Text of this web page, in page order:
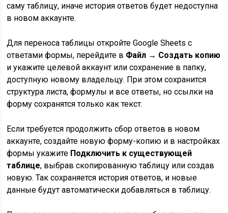
саму таблицу, иначе история ответов будет недоступна
в новом аккаунте.
Для переноса таблицы откройте Google Sheets с
ответами формы, перейдите в Файл → Создать копию
и укажите целевой аккаунт или сохранение в папку,
доступную новому владельцу. При этом сохранится
структура листа, формулы и все ответы, но ссылки на
форму сохранятся только как текст.
Если требуется продолжить сбор ответов в новом
аккаунте, создайте новую форму-копию и в настройках
формы укажите Подключить к существующей
таблице, выбрав скопированную таблицу или создав
новую. Так сохраняется история ответов, и новые
данные будут автоматически добавляться в таблицу.